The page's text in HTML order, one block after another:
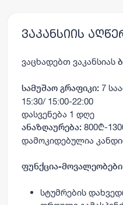
ვაკანსიის
ვაცხადებთ ვაკანსიას
სამუშაო გრაფიკი: 7
15:30/ 15:00-22:00
დასვენება 1 დღე
ანაზღაურება: 800₾-
დამოკიდებულია
ფუნქცია-
სტუმრების